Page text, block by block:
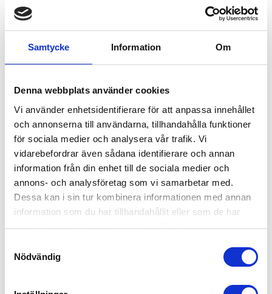
Samtycke Information Om
Denna webbplats använder cookies
Vi använder enhetsidentifierare för att anpassa innehållet
och annonserna till användarna, tillhandahålla funktioner
för sociala medier och analysera vår trafik. Vi
vidarebefordrar även sådana identifierare och annan
information från din enhet till de sociala medier och
annons- och analysföretag som vi samarbetar med.
Dessa kan i sin tur kombinera informationen med annan
information som du har tillhandahållit eller som de har
samlat in när du har använt deras tjänster.
Nödvändig
info@idreskoter.nu
Ski-Doo
Varumärken Fyrhjulingar
Can-am
Tjänster
Hjälmar och kläder
Skyddsutrustning
Reservdelar
Övriga tillbehör